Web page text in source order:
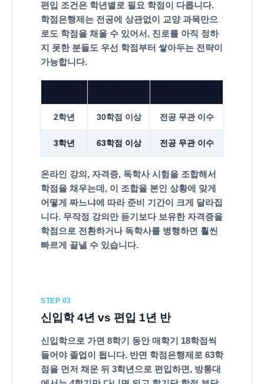
건
기
간
단
축
편입 조건은 학년별로 필요 학점이 다릅니다.
학점은행제는 전공에 상관없이 교양 과목만으
로도 학점을 채울 수 있어서, 진로를 아직 정하
지 못한 분들도 우선 학점부터 쌓아두는 전략이
가능합니다.
2학년 30학점 이상 전공 무관 이수
3학년 63학점 이상 전공 무관 이수
온라인 강의, 자격증, 독학사 시험을 조합해서
학점을 채우는데, 이 조합을 본인 상황에 맞게
어떻게 짜느냐에 따라 준비 기간이 크게 달라집
니다. 무작정 강의만 듣기보다 보유한 자격증을
학점으로 전환하거나 독학사를 병행하면 훨씬
빠르게 끝낼 수 있습니다.
STEP 03
신입학 4년 vs 편입 1년 반
신입학으로 가면 8학기 동안 매학기 18학점씩
들어야 졸업이 됩니다. 반면 학점은행제로 63학
점을 먼저 채운 뒤 3학년으로 편입하면, 방통대